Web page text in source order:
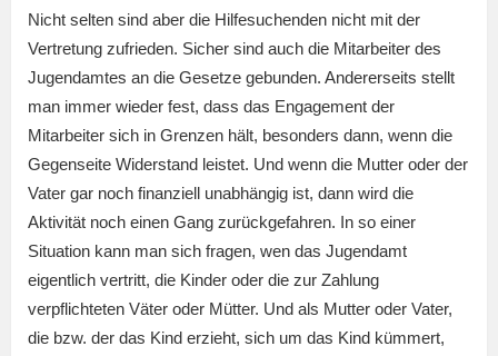
Nicht selten sind aber die Hilfesuchenden nicht mit der
Vertretung zufrieden. Sicher sind auch die Mitarbeiter des
Jugendamtes an die Gesetze gebunden. Andererseits stellt
man immer wieder fest, dass das Engagement der
Mitarbeiter sich in Grenzen hält, besonders dann, wenn die
Gegenseite Widerstand leistet. Und wenn die Mutter oder der
Vater gar noch finanziell unabhängig ist, dann wird die
Aktivität noch einen Gang zurückgefahren. In so einer
Situation kann man sich fragen, wen das Jugendamt
eigentlich vertritt, die Kinder oder die zur Zahlung
verpflichteten Väter oder Mütter. Und als Mutter oder Vater,
die bzw. der das Kind erzieht, sich um das Kind kümmert,